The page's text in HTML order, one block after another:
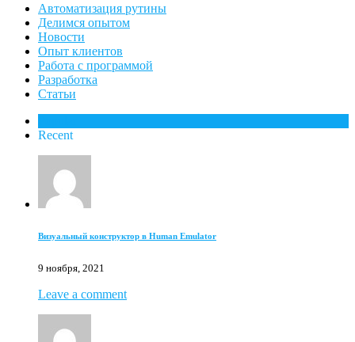
Автоматизация рутины
Делимся опытом
Новости
Опыт клиентов
Работа с программой
Разработка
Статьи
Recent
Визуальный конструктор в Human Emulator
9 ноября, 2021
Leave a comment